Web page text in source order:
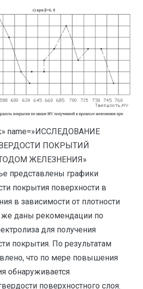
name=»ИССЛЕДОВАНИЕ
ПОКРЫТИЙ
ЖЕЛЕЗНЕНИЯ»
представлены графики
покрытия поверхности в
в зависимости от плотности
же даны рекомендации по
для получения
покрытия. По результатам
что по мере повышения
обнаруживается
поверхностного слоя.